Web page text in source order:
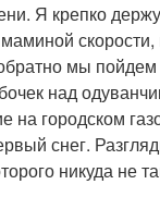
Я крепко
скорости,
мы
над
на городском
снег.
никуда не